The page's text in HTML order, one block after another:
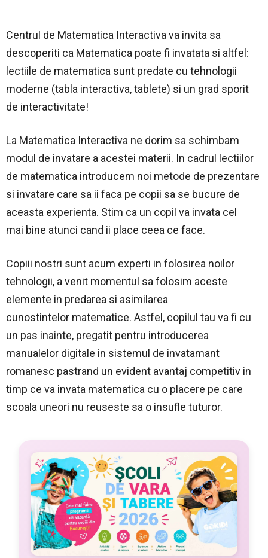
Centrul de Matematica Interactiva va invita sa
descoperiti ca Matematica poate fi invatata si altfel:
lectiile de matematica sunt predate cu tehnologii
moderne (tabla interactiva, tablete) si un grad sporit
de interactivitate!
La Matematica Interactiva ne dorim sa schimbam
modul de invatare a acestei materii. In cadrul lectiilor
de matematica introducem noi metode de prezentare
si invatare care sa ii faca pe copii sa se bucure de
aceasta experienta. Stim ca un copil va invata cel
mai bine atunci cand ii place ceea ce face.
Copiii nostri sunt acum experti in folosirea noilor
tehnologii, a venit momentul sa folosim aceste
elemente in predarea si asimilarea
cunostintelor matematice. Astfel, copilul tau va fi cu
un pas inainte, pregatit pentru introducerea
manualelor digitale in sistemul de invatamant
romanesc pastrand un evident avantaj competitiv in
timp ce va invata matematica cu o placere pe care
scoala uneori nu reuseste sa o insufle tuturor.